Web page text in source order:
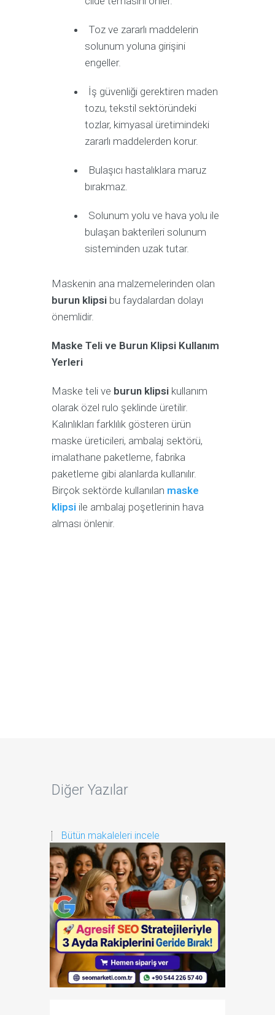
Toz ve zararlı maddelerin
solunum yoluna girişini
engeller.
İş güvenliği gerektiren maden
tozu, tekstil sektöründeki
tozlar, kimyasal üretimindeki
zararlı maddelerden korur.
Bulaşıcı hastalıklara maruz
bırakmaz.
Solunum yolu ve hava yolu ile
bulaşan bakterileri solunum
sisteminden uzak tutar.
Maskenin ana malzemelerinden olan
burun klipsi bu faydalardan dolayı
önemlidir.
Maske Teli ve Burun Klipsi Kullanım
Yerleri
Maske teli ve burun klipsi kullanım
olarak özel rulo şeklinde üretilir.
Kalınlıkları farklılık gösteren ürün
maske üreticileri, ambalaj sektörü,
imalathane paketleme, fabrika
paketleme gibi alanlarda kullanılır.
Birçok sektörde kullanılan maske
klipsi ile ambalaj poşetlerinin hava
alması önlenir.
Diğer Yazılar
Bütün makaleleri incele